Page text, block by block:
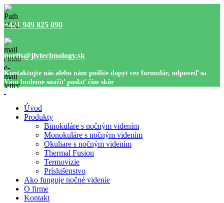
+421 949 825 090
nortis@jlvtechnology.sk
Kontaktujte nás alebo nám pošlite dopyt cez formulár, odpoveď sa
Vám budeme snažiť poslať čím skôr
Úvod
Produkty
Binokuláre s nočným videním
Monokuláre s nočným videním
Okuliare s nočným videním
Thermal Fusion
Termovizie
Príslušenstvo
Ako funguje nočné videnie
O firme
Kontakt